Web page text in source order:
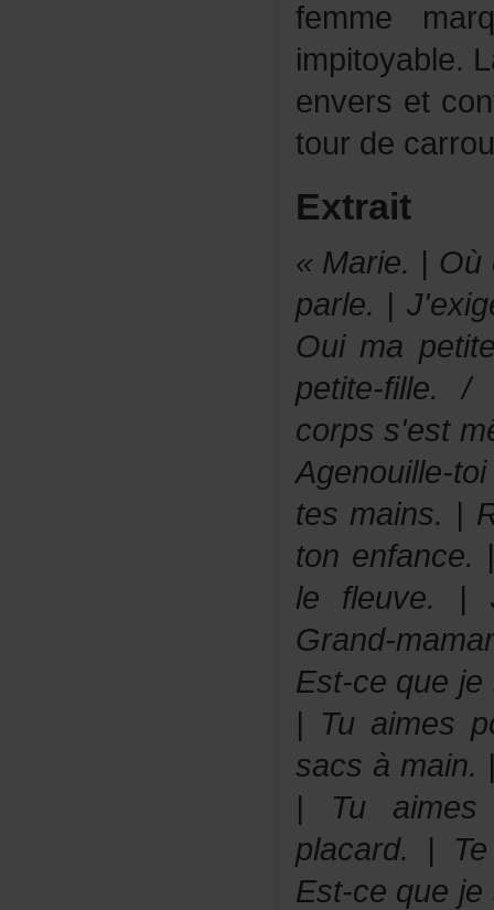
Extrait
petite-
Agenouille-
Grand-
Est-
Est-